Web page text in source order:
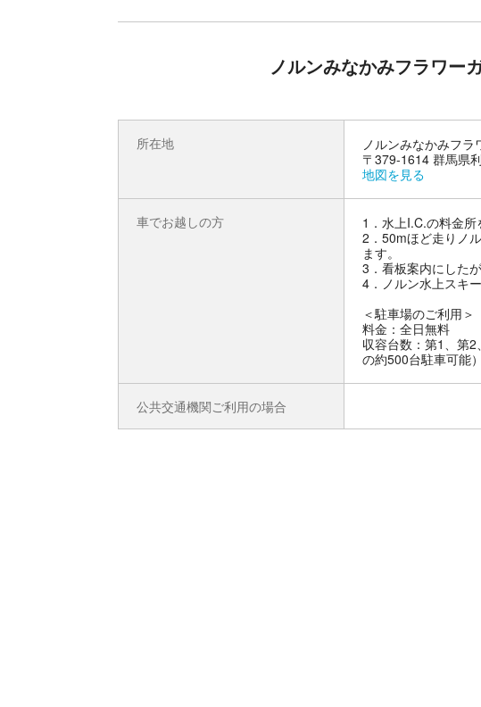
ノルンみなかみフラワー
所在地
ノルンみなかみフラ
〒379-1614 群馬県
地図を見る
車でお越しの方
1．水上I.C.の料金所
2．50mほど走りノ
ます。
3．看板案内にした
4．ノルン水上スキ
＜駐車場のご利用＞
料金：全日無料
収容台数：第1、第
の約500台駐車可能）
公共交通機関ご利用の場合